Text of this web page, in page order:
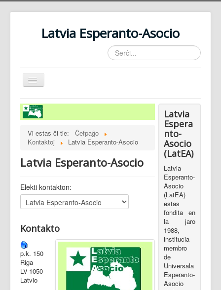
Latvia Esperanto-Asocio
Serĉi...
Baskuligi
Informo pri BET-60
Pri ni
Kontaktoj
Vi estas ĉi tie:
Ĉefpaĝo
Kontaktoj
Latvia Esperanto-Asocio
Latvia Esperanto-Asocio
Elekti kontakton:
Kontakto
p.k. 150
Riga
LV-1050
Latvio
Latvia
Espera
nto-
Asocio
(LatEA)
Latvia
Esperanto-
Asocio
(LatEA)
estas
fondita en
la jaro
1988,
institucia
membro
de
Universala
Esperanto-
Asocio